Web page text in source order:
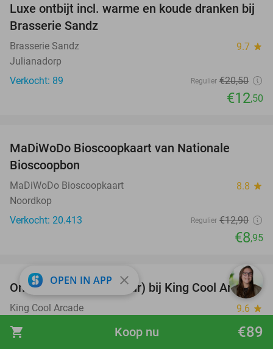
shopping_cart €89
Koop nu
39%
Luxe ontbijt incl. warme en koude dranken bij
Brasserie Sandz
Brasserie Sandz 9.7 star
Julianadorp
Verkocht: 89
Regulier €20,50
€12,50
MaDiWoDo Bioscoopkaart van Nationale
Bioscoopbon
MaDiWoDo Bioscoopkaart 8.8 star
Noordkop
Verkocht: 20.413
Regulier €12,90
€8,95
34%
Onbeperkt gamen (3 uur) bij King Cool Arcade
King Cool Arcade 9.6 star
OPEN IN APP close